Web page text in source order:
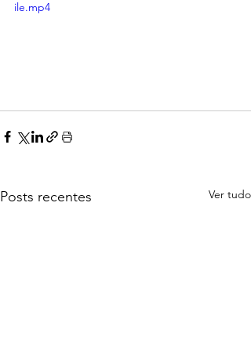
ile.mp4
Posts recentes Ver tudo